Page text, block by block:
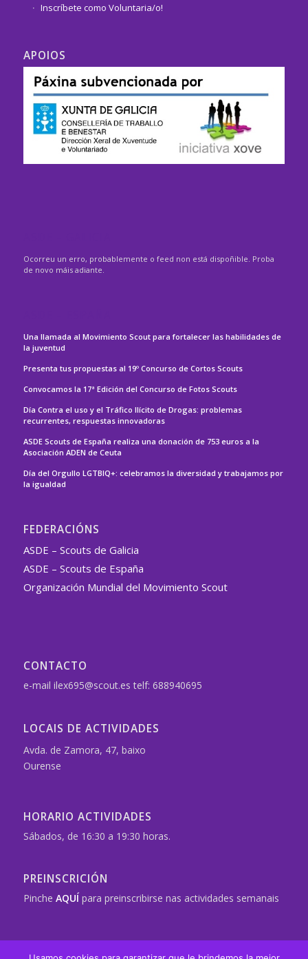
Inscríbete como Voluntaria/o!
APOIOS
Ocorreu un erro, probablemente o feed non está dispoñible. Proba
de novo máis adiante.
Una llamada al Movimiento Scout para fortalecer las habilidades de
la juventud
Presenta tus propuestas al 19º Concurso de Cortos Scouts
Convocamos la 17ª Edición del Concurso de Fotos Scouts
Día Contra el uso y el Tráfico Ilícito de Drogas: problemas
recurrentes, respuestas innovadoras
ASDE Scouts de España realiza una donación de 753 euros a la
Asociación ADEN de Ceuta
Día del Orgullo LGTBIQ+: celebramos la diversidad y trabajamos por
la igualdad
FEDERACIÓNS
ASDE – Scouts de Galicia
ASDE – Scouts de España
Organización Mundial del Movimiento Scout
CONTACTO
e-mail ilex695@scout.es telf: 688940695
LOCAIS DE ACTIVIDADES
Avda. de Zamora, 47, baixo
Ourense
HORARIO ACTIVIDADES
Sábados, de 16:30 a 19:30 horas.
PREINSCRICIÓN
Pinche AQUÍ para preinscribirse nas actividades semanais